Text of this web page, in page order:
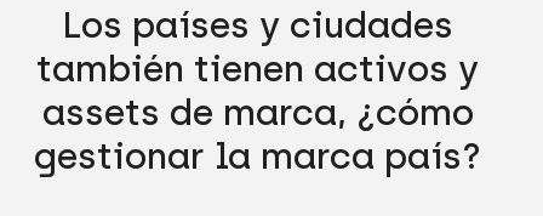
Los países y ciudades
también tienen activos y
assets de marca, ¿cómo
gestionar la marca país?